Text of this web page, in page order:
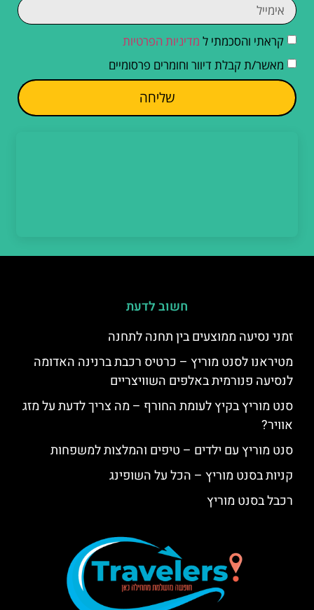
קראתי והסכמתי ל מדיניות הפרטיות
מאשר/ת קבלת דיוור וחומרים פרסומיים
שליחה
חשוב לדעת
זמני נסיעה ממוצעים בין תחנה לתחנה
מטיראנו לסנט מוריץ – כרטיס רכבת ברנינה האדומה
לנסיעה פנורמית באלפים השוויצריים
סנט מוריץ בקיץ לעומת החורף – מה צריך לדעת על מזג
אוויר?
סנט מוריץ עם ילדים – טיפים והמלצות למשפחות
קניות בסנט מוריץ – הכל על השופינג
רכבל בסנט מוריץ